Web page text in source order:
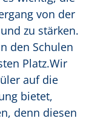
von der
zu stärken.
den Schulen
Platz.Wir
auf die
bietet,
denn diesen